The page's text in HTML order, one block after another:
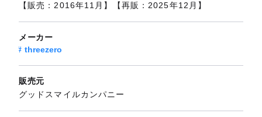
【販売：2016年11月】【再販：2025年12月】
メーカー
threezero
販売元
グッドスマイルカンパニー